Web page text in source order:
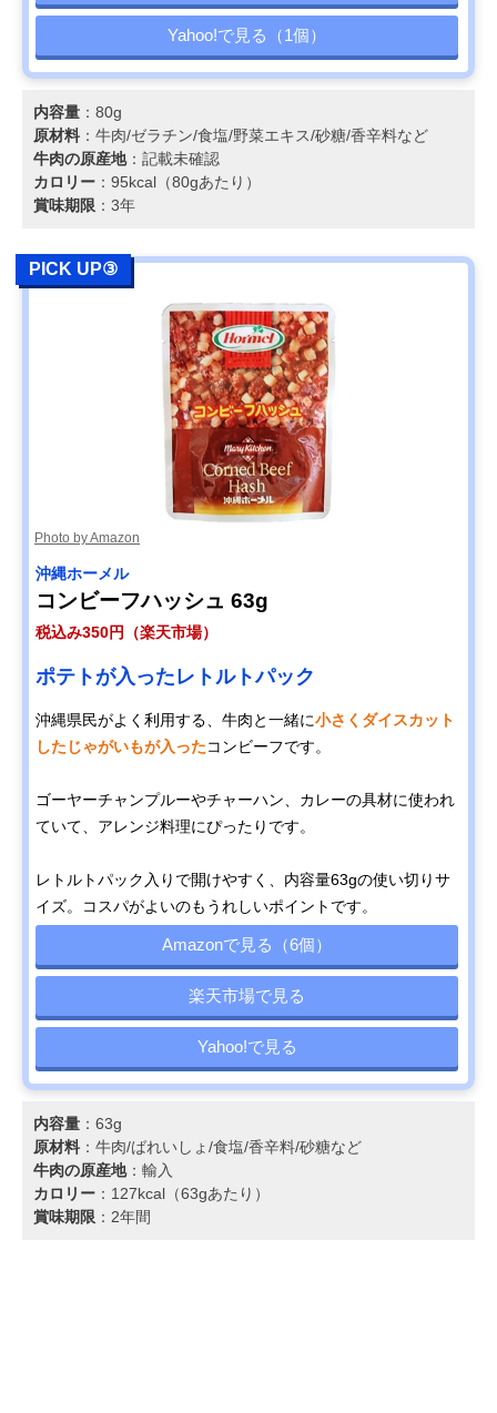
Yahoo!で見る（1個）
内容量 ：80g
原材料 ：牛肉/ゼラチン/食塩/野菜エキス/砂糖/香辛料など
牛肉の原産地：記載未確認
カロリー ：95kcal（80gあたり）
賞味期限 ：3年
PICK UP③
Photo by Amazon
‎沖縄ホーメル
コンビーフハッシュ 63g
税込み350円（楽天市場）
ポテトが入ったレトルトパック
沖縄県民がよく利用する、牛肉と一緒に小さくダイスカット
したじゃがいもが入ったコンビーフです。
ゴーヤーチャンプルーやチャーハン、カレーの具材に使われ
ていて、アレンジ料理にぴったりです。
レトルトパック入りで開けやすく、内容量63gの使い切りサ
イズ。コスパがよいのもうれしいポイントです。
Amazonで見る（6個）
楽天市場で見る
Yahoo!で見る
内容量 ：63g
原材料 ：牛肉/ばれいしょ/食塩/香辛料/砂糖など
牛肉の原産地：輸入
カロリー ：127kcal（63gあたり）
賞味期限 ：2年間